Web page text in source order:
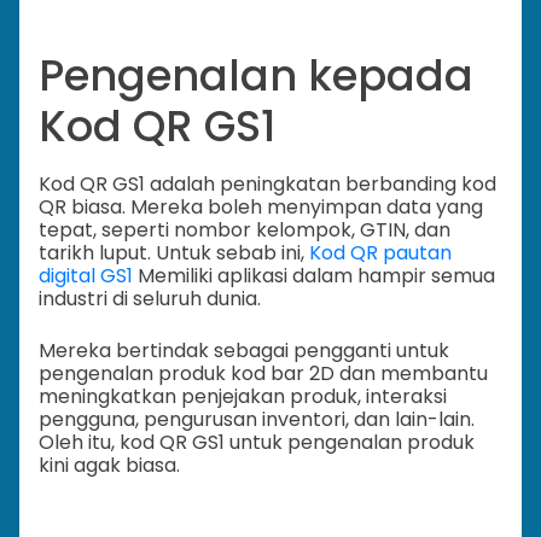
Pengenalan kepada
Kod QR GS1
Kod QR GS1 adalah peningkatan berbanding kod
QR biasa. Mereka boleh menyimpan data yang
tepat, seperti nombor kelompok, GTIN, dan
tarikh luput. Untuk sebab ini, Kod QR pautan
digital GS1 Memiliki aplikasi dalam hampir semua
industri di seluruh dunia.
Mereka bertindak sebagai pengganti untuk
pengenalan produk kod bar 2D dan membantu
meningkatkan penjejakan produk, interaksi
pengguna, pengurusan inventori, dan lain-lain.
Oleh itu, kod QR GS1 untuk pengenalan produk
kini agak biasa.